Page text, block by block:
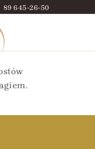
89 645-26-50